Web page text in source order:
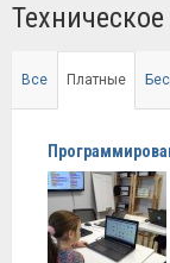
Все Платные